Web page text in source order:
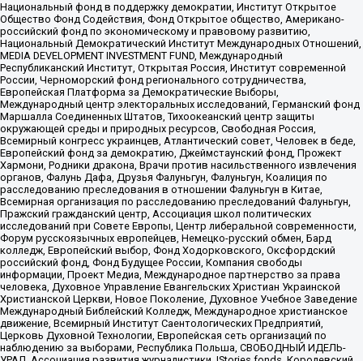
Национальный фонд в поддержку демократии, Институт Открытое
Общество Фонд Содействия, Фонд Открытое общество, Американо-
российский фонд по экономическому и правовому развитию,
Национальный Демократический Институт Международных Отношений,
MEDIA DEVELOPMENT INVESTMENT FUND, Международный
Республиканский Институт, Открытая Россия, Институт современной
России, Черноморский фонд регионального сотрудничества,
Европейская Платформа за Демократические Выборы,
Международный центр электоральных исследований, Германский фонд
Маршалла Соединенных Штатов, Тихоокеанский центр защиты
окружающей среды и природных ресурсов, Свободная Россия,
Всемирный конгресс украинцев, Атлантический совет, Человек в беде,
Европейский фонд за демократию, Джеймстаунский фонд, Прожект
Хармони, Родники дракона, Врачи против насильственного извлечения
органов, Фалунь Дафа, Друзья Фалуньгун, Фалуньгун, Коалиция по
расследованию преследования в отношении Фалуньгун в Китае,
Всемирная организация по расследованию преследований Фалуньгун,
Пражский гражданский центр, Ассоциация школ политических
исследований при Совете Европы, Центр либеральной современности,
Форум русскоязычных европейцев, Немецко-русский обмен, Бард
колледж, Европейский выбор, Фонд Ходорковского, Оксфордский
российский фонд, Фонд Будущее России, Компания свободы
информации, Проект Медиа, Международное партнерство за права
человека, Духовное Управление Евангельских Христиан Украинской
Христианской Церкви, Новое Поколение, Духовное Учебное Заведение
Международный Библейский Колледж, Международное христианское
движение, Всемирный Институт Саентологических Предприятий,
Церковь Духовной Технологии, Европейская сеть организаций по
наблюдению за выборами, Республика Польша, СВОБОДНЫЙ ИДЕЛЬ-